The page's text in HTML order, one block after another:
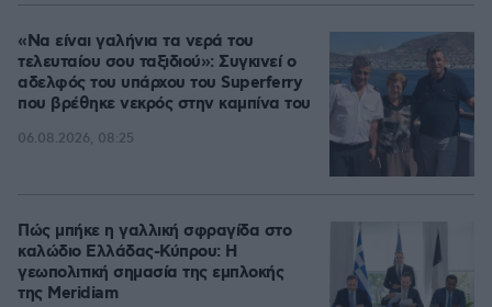
«Να είναι γαλήνια τα νερά του
τελευταίου σου ταξιδιού»: Συγκινεί ο
αδελφός του υπάρχου του Superferry
που βρέθηκε νεκρός στην καμπίνα του
06.08.2026, 08:25
Πώς μπήκε η γαλλική σφραγίδα στο
καλώδιο Ελλάδας-Κύπρου: Η
γεωπολιτική σημασία της εμπλοκής
της Meridiam